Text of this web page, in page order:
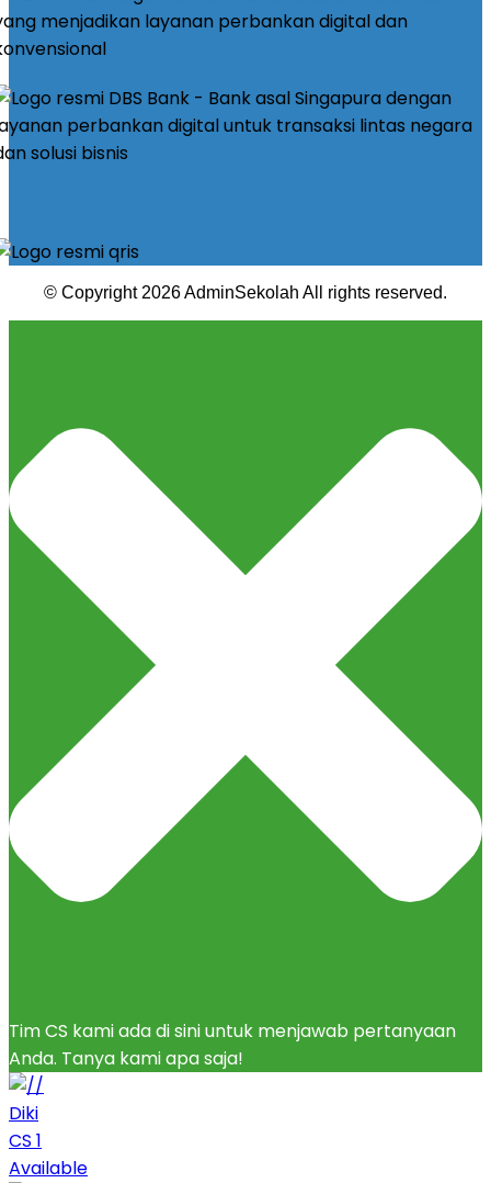
© Copyright 2026 AdminSekolah All rights reserved.
Tim CS kami ada di sini untuk menjawab pertanyaan
Anda. Tanya kami apa saja!
Diki
CS 1
Available